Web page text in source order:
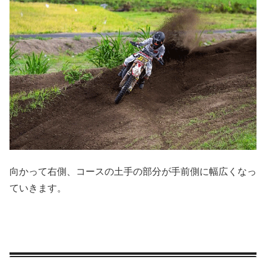
向かって右側、コースの土手の部分が手前側に幅広くなっ
ていきます。